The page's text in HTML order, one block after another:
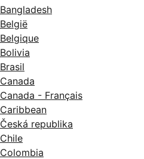
Bangladesh
België
Belgique
Bolivia
Brasil
Canada
Canada - Français
Caribbean
Česká republika
Chile
Colombia